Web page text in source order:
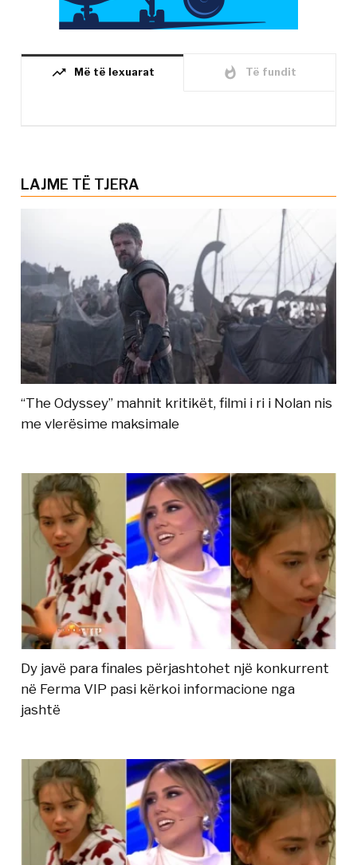
trending_up Më të lexuarat whatshot Të fundit
LAJME TË TJERA
“The Odyssey” mahnit kritikët, filmi i ri i Nolan nis
me vlerësime maksimale
Dy javë para finales përjashtohet një konkurrent
në Ferma VIP pasi kërkoi informacione nga
jashtë